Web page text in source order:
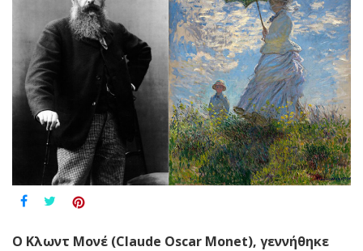
Ο Κλωντ Μονέ (Claude Oscar Monet), γεννήθηκε